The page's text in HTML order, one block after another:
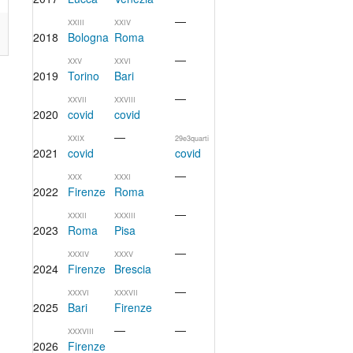
2018
XXIII
Bologna
XXIV
Roma
—
2019
XXV
Torino
XXVI
Bari
—
2020
XXVII
covid
XXVIII
covid
—
2021
XXIX
covid
— 29e3quarti
covid
2022
XXX
Firenze
XXXI
Roma
—
2023
XXXII
Roma
XXXIII
Pisa
—
2024
XXXIV
Firenze
XXXV
Brescia
—
2025
XXXVI
Bari
XXXVII
Firenze
—
2026
XXXVIII
Firenze
— —